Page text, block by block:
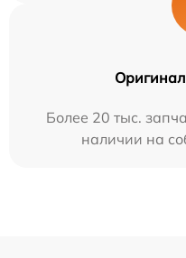
Более 20 тыс.
наличии на